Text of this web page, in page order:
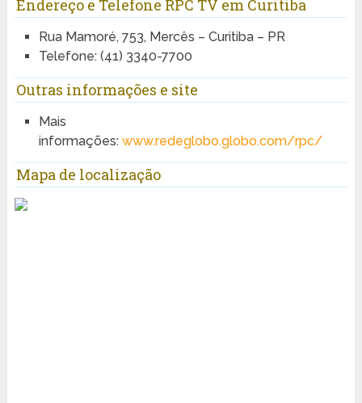
Endereço e Telefone RPC TV em Curitiba
Rua Mamoré, 753, Mercês – Curitiba – PR
Telefone: (41) 3340-7700
Outras informações e site
Mais
informações: www.redeglobo.globo.com/rpc/
Mapa de localização